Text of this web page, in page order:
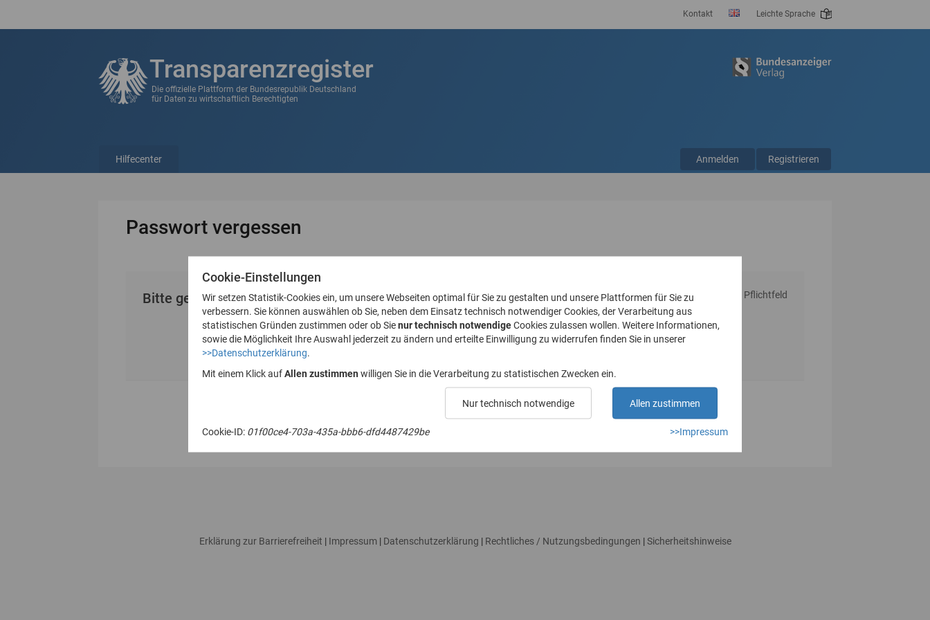
Kontakt Leichte Sprache
Transparenzregister
Die offizielle Plattform der Bundesrepublik Deutschland
für Daten zu wirtschaftlich Berechtigten
Anmelden Registrieren
Hilfecenter
Passwort vergessen
* Pflichtfeld
Bitte geben Sie Ihre E-Mail-Adresse an
E-Mail-Adresse*
Erklärung zur Barrierefreiheit | Impressum | Datenschutzerklärung | Rechtliches / Nutzungsbedingungen | Sicherheitshinweise
Cookie-Einstellungen
Wir setzen Statistik-Cookies ein, um unsere Webseiten optimal für Sie zu gestalten und unsere Plattformen für Sie zu
verbessern. Sie können auswählen ob Sie, neben dem Einsatz technisch notwendiger Cookies, der Verarbeitung aus
statistischen Gründen zustimmen oder ob Sienur technisch notwendigeCookies zulassen wollen. Weitere Informationen,
sowie die Möglichkeit Ihre Auswahl jederzeit zu ändern und erteilte Einwilligung zu widerrufen finden Sie in unserer
>>Datenschutzerklärung.
Mit einem Klick aufAllen zustimmen willigen Sie in die Verarbeitung zu statistischen Zwecken ein.
Nur technisch notwendige Allen zustimmen
Cookie-ID: 01f00ce4-703a-435a-bbb6-dfd4487429be >>Impressum